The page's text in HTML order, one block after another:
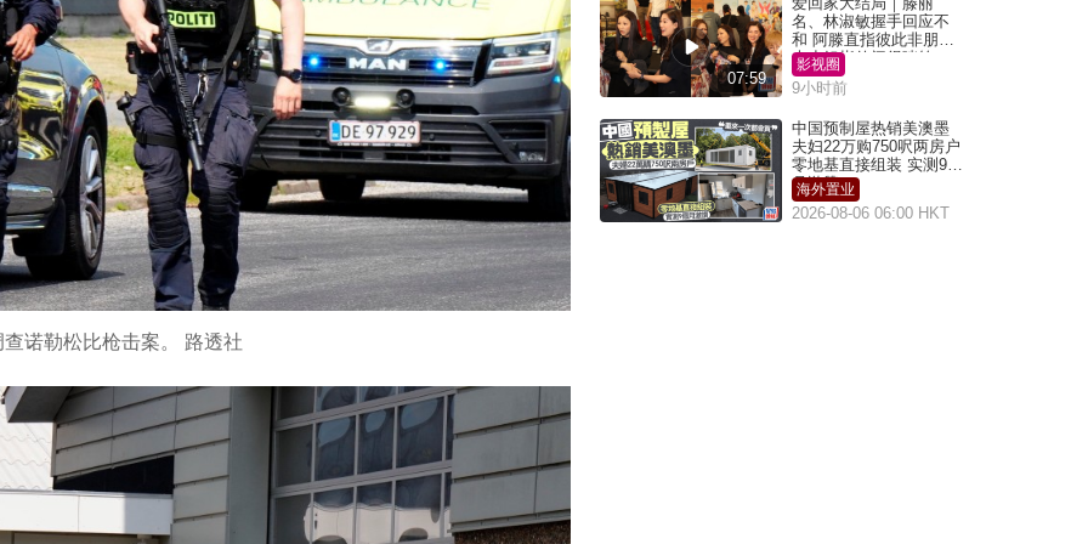
诺勒松比枪击案。 路透社
07:59
名、林淑敏握手回应不
和 阿滕直指彼此非朋友
大小姐指传闻得啖笑
影视圈
9小时前
中国预制屋热销美澳墨
夫妇22万购750呎两房户
零地基直接组装 实测9个
月激赞
海外置业
2026-08-06 06:00 HKT